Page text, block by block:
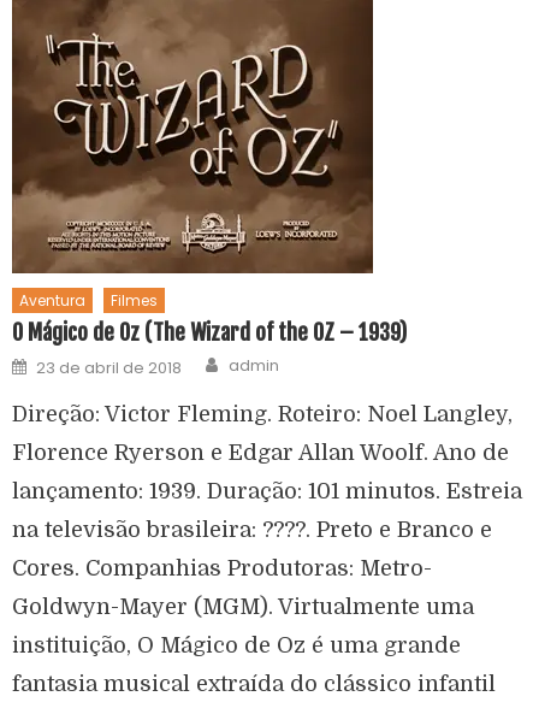
Aventura Filmes
O Mágico de Oz (The Wizard of the OZ – 1939)
23 de abril de 2018 admin
Direção: Victor Fleming. Roteiro: Noel Langley,
Florence Ryerson e Edgar Allan Woolf. Ano de
lançamento: 1939. Duração: 101 minutos. Estreia
na televisão brasileira: ????. Preto e Branco e
Cores. Companhias Produtoras: Metro-
Goldwyn-Mayer (MGM). Virtualmente uma
instituição, O Mágico de Oz é uma grande
fantasia musical extraída do clássico infantil